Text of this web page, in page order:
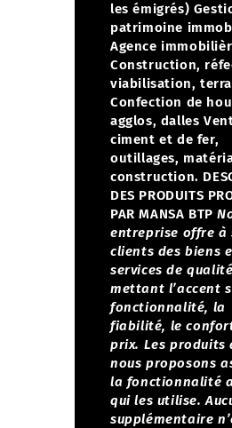
les émigrés)
patrimoine
Agence
Construction,
viabilisation,
Confection de
agglos, dalles
ciment et de fer,
outillages,
construction.
DES PRODUITS
PAR MANSA BTP
entreprise offre à
clients des biens
services de
mettant l’accent
fonctionnalité, la
fiabilité, le
prix. Les produits
nous proposons
la fonctionnalité
qui les utilise.
supplémentaire